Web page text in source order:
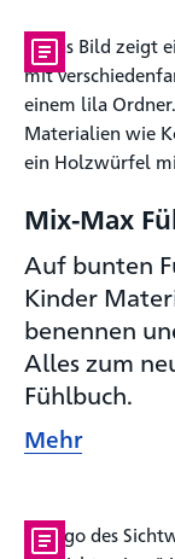
Mix-Max
Auf bunten
Kinder
benennen
Alles zum
Fühlbuch.
Mehr